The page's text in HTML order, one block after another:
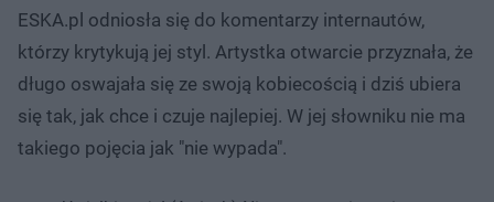
ESKA.pl odniosła się do komentarzy internautów,
którzy krytykują jej styl. Artystka otwarcie przyznała, że
długo oswajała się ze swoją kobiecością i dziś ubiera
się tak, jak chce i czuje najlepiej. W jej słowniku nie ma
takiego pojęcia jak "nie wypada".